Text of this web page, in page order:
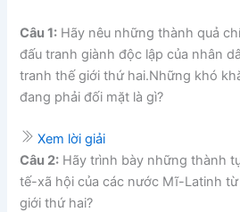
Câu 1: Hãy nêu những thành quả
đấu tranh giành độc lập của nhân
tranh thế giới thứ hai.Những khó
đang phải đối mặt là gì?
Xem lời giải
Câu 2: Hãy trình bày những thành
tế-xã hội của các nước Mĩ-Latinh
giới thứ hai?